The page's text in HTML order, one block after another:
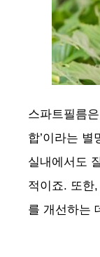
스파트필름
합’이라는
실내에서도
적이죠. 또한
를 개선하는